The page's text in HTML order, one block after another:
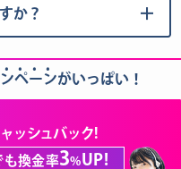
か？
ペーンがいっぱい！
ッシュバック!
も換金率3%UP!